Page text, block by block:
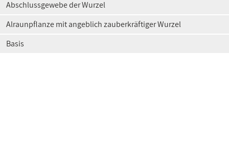
Abschlussgewebe der Wurzel
Alraunpflanze mit angeblich zauberkräftiger Wurzel
Basis